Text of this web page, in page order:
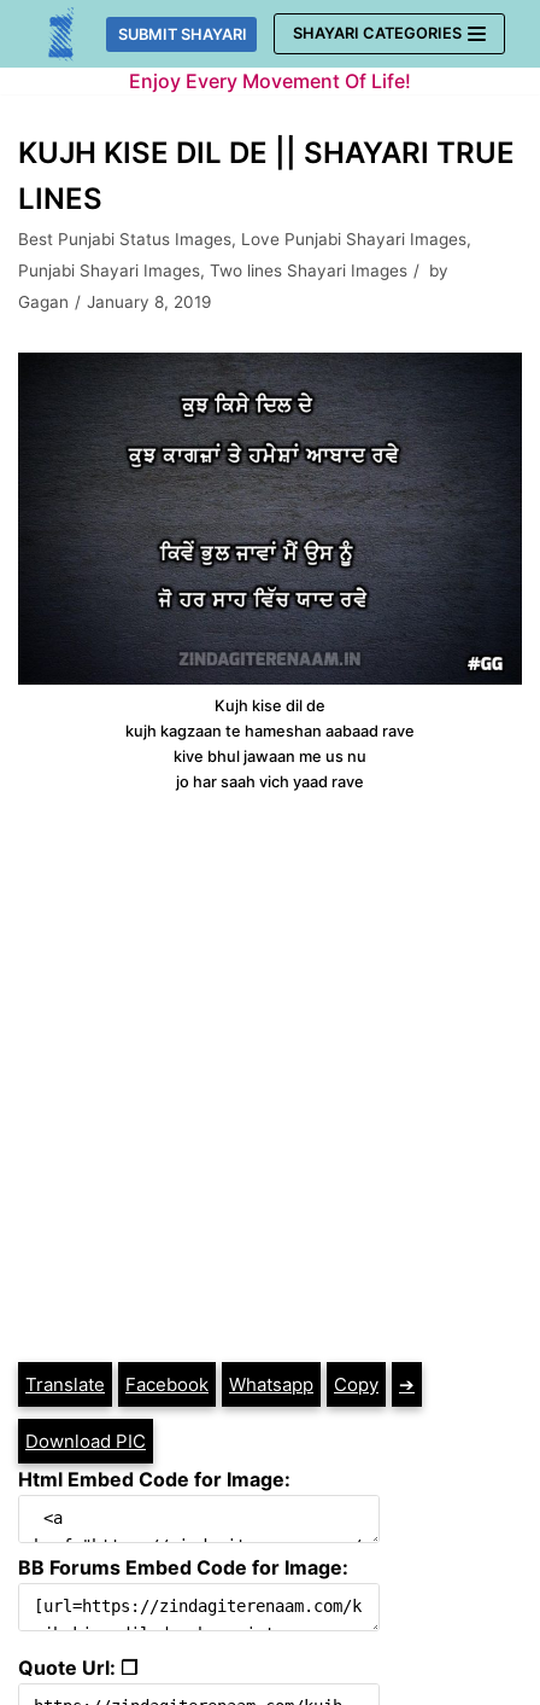
Skip
SUBMIT SHAYARI SHAYARI CATEGORIES
Enjoy Every Movement Of Life!
KUJH KISE DIL DE || SHAYARI TRUE
LINES
Best Punjabi Status Images, Love Punjabi Shayari Images,
Punjabi Shayari Images, Two lines Shayari Images
by
Gagan
January 8, 2019
Kujh kise dil de
kujh kagzaan te hameshan aabaad rave
kive bhul jawaan me us nu
jo har saah vich yaad rave
Translate Facebook Whatsapp Copy ➔
Download PIC
Html Embed Code for Image:
BB Forums Embed Code for Image:
Quote Url: ❐